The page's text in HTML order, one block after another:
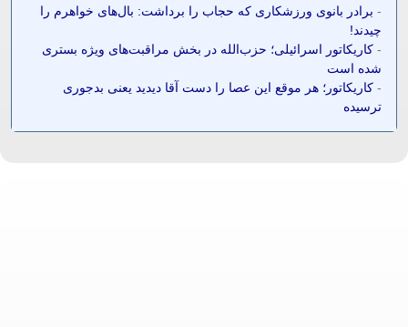
- برادر بانوی ورزشکاری که حجاب را برداشت: بال‌های خواهرم را
چیدند!
- کاریکاتور اسرائیلی؛ حزب‌الله در بخش مراقبت‌های ویژه بستری
شده است
- کاریکاتور؛ هر موقع این عصا را دست آقا دیدید یعنی بدجوری
ترسیده